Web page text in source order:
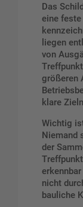
Das
eine
liegen
von
größeren
klare
Wichtig
Niemand
der
nicht
bauliche